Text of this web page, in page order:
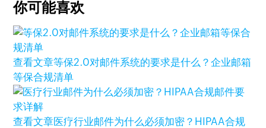
你可能喜欢
查看文章等保2.0对邮件系统的要求是什么？企业邮箱
等保合规清单
查看文章医疗行业邮件为什么必须加密？HIPAA合规